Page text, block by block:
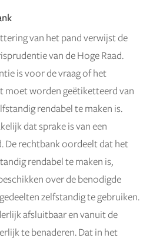
van het pand verwijst de
van de Hoge Raad.
is voor de vraag of het
moet worden geëtiketteerd van
rendabel te maken is.
dat sprake is van een
De rechtbank oordeelt dat het
rendabel te maken is,
over de benodigde
zelfstandig te gebruiken.
afsluitbaar en vanuit de
te benaderen. Dat in het